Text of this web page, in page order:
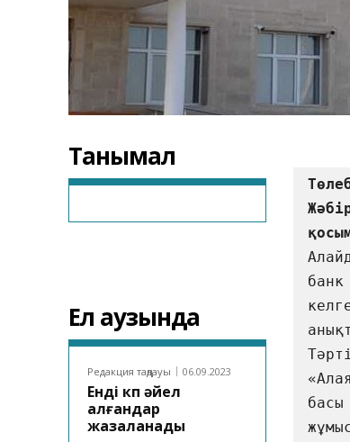
Танымал
Ел аузында
Редакция таңдауы 06.09.2023
Енді көп әйел
алғандар
жазаланады
банк